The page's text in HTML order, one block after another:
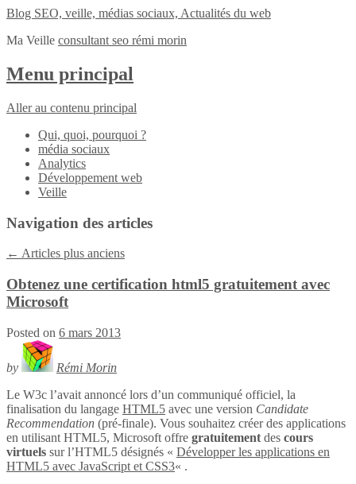
Blog SEO, veille, médias sociaux, Actualités du web
Ma Veille consultant seo rémi morin
Menu principal
Aller au contenu principal
Qui, quoi, pourquoi ?
média sociaux
Analytics
Développement web
Veille
Navigation des articles
← Articles plus anciens
Obtenez une certification html5 gratuitement avec
Microsoft
Posted on 6 mars 2013
by
Rémi Morin
Le W3c l’avait annoncé lors d’un communiqué officiel, la
finalisation du langage HTML5 avec une version Candidate
Recommendation (pré-finale). Vous souhaitez créer des applications
en utilisant HTML5, Microsoft offre gratuitement des cours
virtuels sur l’HTML5 désignés « Développer les applications en
HTML5 avec JavaScript et CSS3« .